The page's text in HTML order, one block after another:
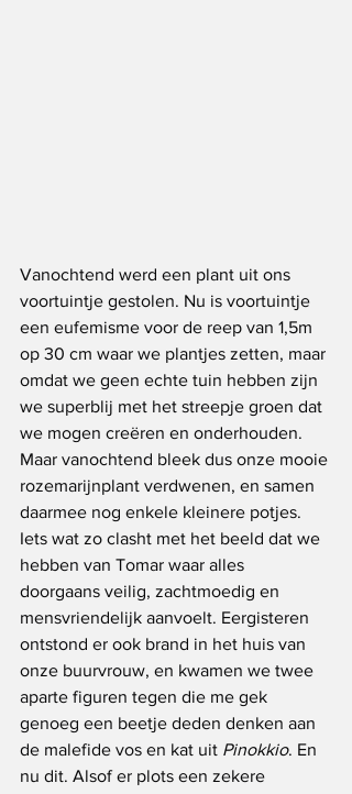
Vanochtend werd een plant uit ons
voortuintje gestolen. Nu is voortuintje
een eufemisme voor de reep van 1,5m
op 30 cm waar we plantjes zetten, maar
omdat we geen echte tuin hebben zijn
we superblij met het streepje groen dat
we mogen creëren en onderhouden.
Maar vanochtend bleek dus onze mooie
rozemarijnplant verdwenen, en samen
daarmee nog enkele kleinere potjes.
Iets wat zo clasht met het beeld dat we
hebben van Tomar waar alles
doorgaans veilig, zachtmoedig en
mensvriendelijk aanvoelt. Eergisteren
ontstond er ook brand in het huis van
onze buurvrouw, en kwamen we twee
aparte figuren tegen die me gek
genoeg een beetje deden denken aan
de malefide vos en kat uit Pinokkio. En
nu dit. Alsof er plots een zekere